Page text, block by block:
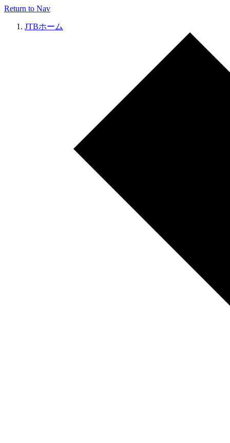
Return to Nav
JTBホーム